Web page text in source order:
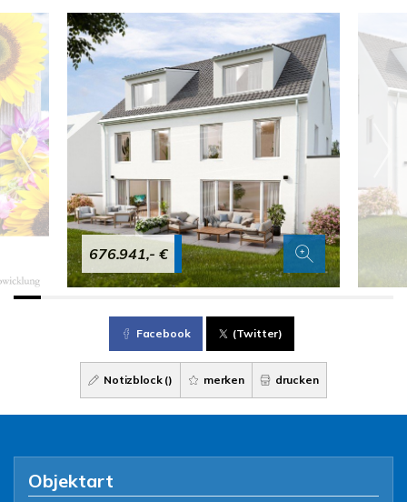
676.941,- €
Facebook (Twitter)
Notizblock () merken drucken
Objektart